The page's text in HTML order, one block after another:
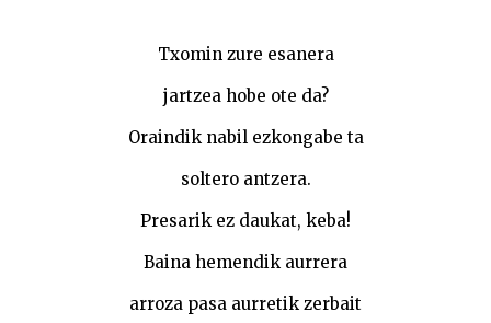
Txomin zure esanera
jartzea hobe ote da?
Oraindik nabil ezkongabe ta
soltero antzera.
Presarik ez daukat, keba!
Baina hemendik aurrera
arroza pasa aurretik zerbait